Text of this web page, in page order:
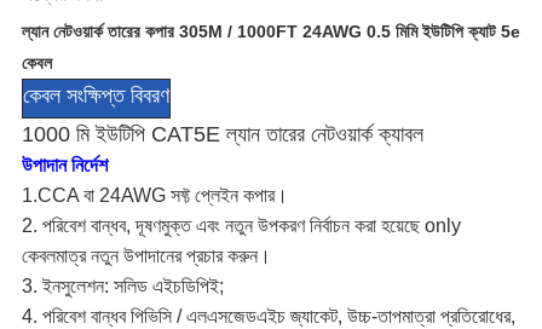
ল্যান নেটওয়ার্ক তারের কপার 305M / 1000FT 24AWG 0.5 মিমি ইউটিপি ক্যাট 5e
কেবল
কেবল সংক্ষিপ্ত বিবরণ
1000 মি ইউটিপি CAT5E ল্যান তারের নেটওয়ার্ক ক্যাবল
উপাদান নির্দেশ
1.CCA বা 24AWG সফ্ট প্লেইন কপার।
2. পরিবেশ বান্ধব, দূষণমুক্ত এবং নতুন উপকরণ নির্বাচন করা হয়েছে only
কেবলমাত্র নতুন উপাদানের প্রচার করুন।
3. ইনসুলেশন: সলিড এইচডিপিই;
4. পরিবেশ বান্ধব পিভিসি / এলএসজেডএইচ জ্যাকেট, উচ্চ-তাপমাত্রা প্রতিরোধের,